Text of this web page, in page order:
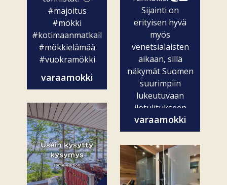
#majoitus
#mökki
#kotimaanmatkailu
#mökkielämää
#vuokramökki
varaamokki
Sijainti on
erityisen hyvä
myös
venetsialaisten
aikaan, sillä
näkymät Suomen
suurimpiin
lukeutuvaan
ilotulitukseen
ovat vain...
varaamokki